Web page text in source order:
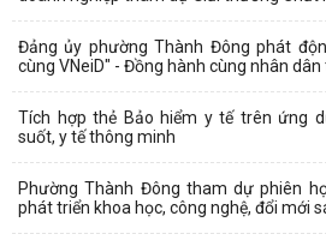
Đảng ủy phường Thành Đông phát
cùng VNeiD" - Đồng hành cùng nhân
Tích hợp thẻ Bảo hiểm y tế trên ứng
suốt, y tế thông minh
Phường Thành Đông tham dự phiên
phát triển khoa học, công nghệ, đổi mới